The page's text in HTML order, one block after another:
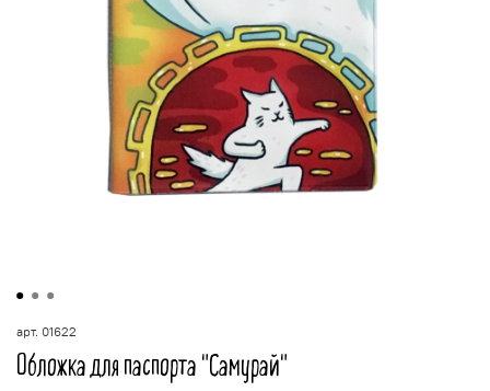
арт. 01622
Обложка для паспорта "Самурай"